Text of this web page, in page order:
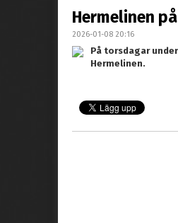
Hermelinen
2026-01-08 20:16
På torsdagar
Hermelinen.